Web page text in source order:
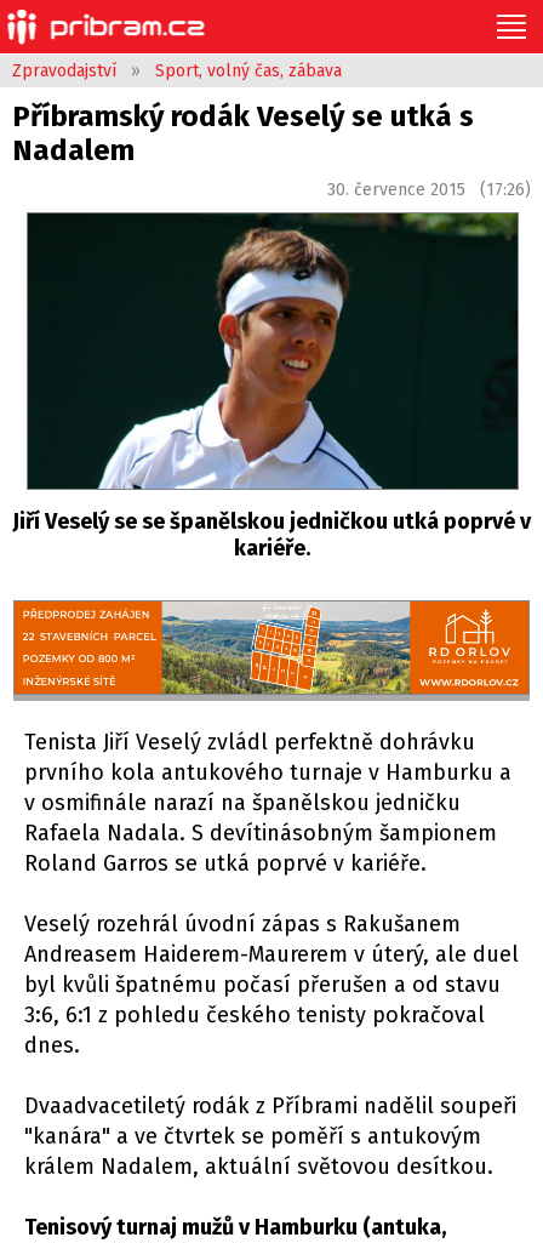
Zpravodajství » Sport, volný čas, zábava
Příbramský rodák Veselý se utká s
Nadalem
30. července 2015 (17:26)
Jiří Veselý se se španělskou jedničkou utká poprvé v
kariéře.
Tenista Jiří Veselý zvládl perfektně dohrávku
prvního kola antukového turnaje v Hamburku a
v osmifinále narazí na španělskou jedničku
Rafaela Nadala. S devítinásobným šampionem
Roland Garros se utká poprvé v kariéře.
Veselý rozehrál úvodní zápas s Rakušanem
Andreasem Haiderem-Maurerem v úterý, ale duel
byl kvůli špatnému počasí přerušen a od stavu
3:6, 6:1 z pohledu českého tenisty pokračoval
dnes.
Dvaadvacetiletý rodák z Příbrami nadělil soupeři
"kanára" a ve čtvrtek se poměří s antukovým
králem Nadalem, aktuální světovou desítkou.
Tenisový turnaj mužů v Hamburku (antuka,